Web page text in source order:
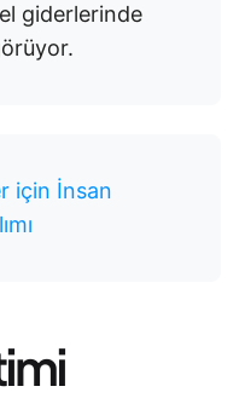
giderlerinde
için İnsan